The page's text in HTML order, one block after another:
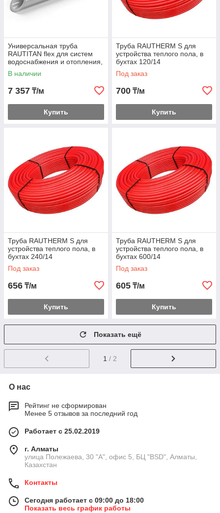
Универсальная труба
RAUTITAN flex для систем
водоснабжения и отопления,
отрезки 6 м 50
В наличии
7 357 ₸/м
Купить
Труба RAUTHERM S для
устройства теплого пола, в
бухтах 120/14
Под заказ
700 ₸/м
Купить
Труба RAUTHERM S для
устройства теплого пола, в
бухтах 240/14
Под заказ
656 ₸/м
Купить
Труба RAUTHERM S для
устройства теплого пола, в
бухтах 600/14
Под заказ
605 ₸/м
Купить
Показать ещё
1 / 2
О нас
Рейтинг не сформирован
Менее 5 отзывов за последний год
Работает с 25.02.2019
г. Алматы
улица Полежаева, 30 "А", офис 5, БЦ "BSD", Алматы,
Казахстан
Контакты
Сегодня работает с 09:00 до 18:00
Показать весь график работы